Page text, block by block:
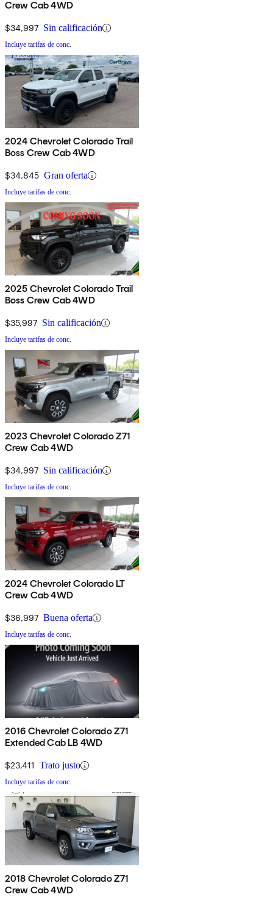
Crew Cab 4WD
$34,997 Sin calificación
Incluye tarifas de conc.
2024 Chevrolet Colorado Trail
Boss Crew Cab 4WD
$34,845 Gran oferta
Incluye tarifas de conc.
2025 Chevrolet Colorado Trail
Boss Crew Cab 4WD
$35,997 Sin calificación
Incluye tarifas de conc.
2023 Chevrolet Colorado Z71
Crew Cab 4WD
$34,997 Sin calificación
Incluye tarifas de conc.
2024 Chevrolet Colorado LT
Crew Cab 4WD
$36,997 Buena oferta
Incluye tarifas de conc.
2016 Chevrolet Colorado Z71
Extended Cab LB 4WD
$23,411 Trato justo
Incluye tarifas de conc.
2018 Chevrolet Colorado Z71
Crew Cab 4WD